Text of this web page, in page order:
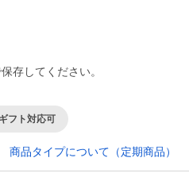
存してください。
フト対応可
商品タイプについて（定期商品）